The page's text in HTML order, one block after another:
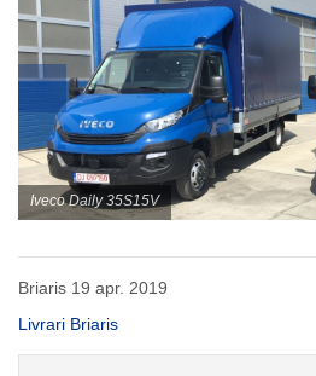
Iveco Daily 35S15V
Briaris 19 apr. 2019
Livrari Briaris